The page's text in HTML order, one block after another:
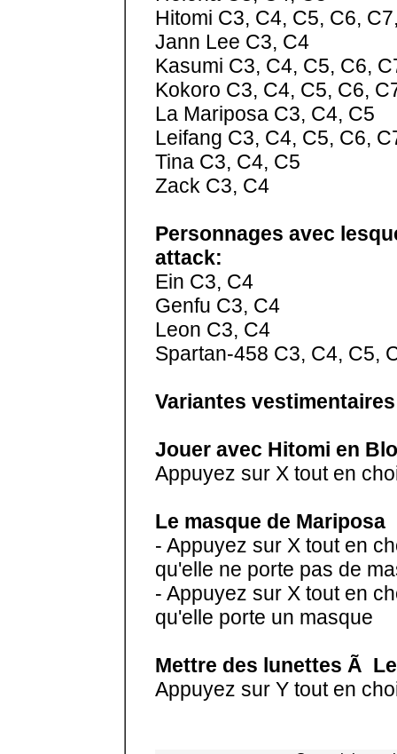
Hitomi C3, C4, C5, C6,
Jann Lee C3, C4
Kasumi C3, C4, C5, C6,
Kokoro C3, C4, C5, C6,
La Mariposa C3, C4, C5
Leifang C3, C4, C5, C6,
Tina C3, C4, C5
Zack C3, C4
Personnages avec
attack:
Ein C3, C4
Genfu C3, C4
Leon C3, C4
Spartan-458 C3, C4, C5,
Variantes
Jouer avec Hitomi en
Appuyez sur X tout en
Le masque de Mariposa
- Appuyez sur X tout en
qu'elle ne porte pas de
- Appuyez sur X tout en
qu'elle porte un masque
Mettre des lunettes Ã
Appuyez sur Y tout en